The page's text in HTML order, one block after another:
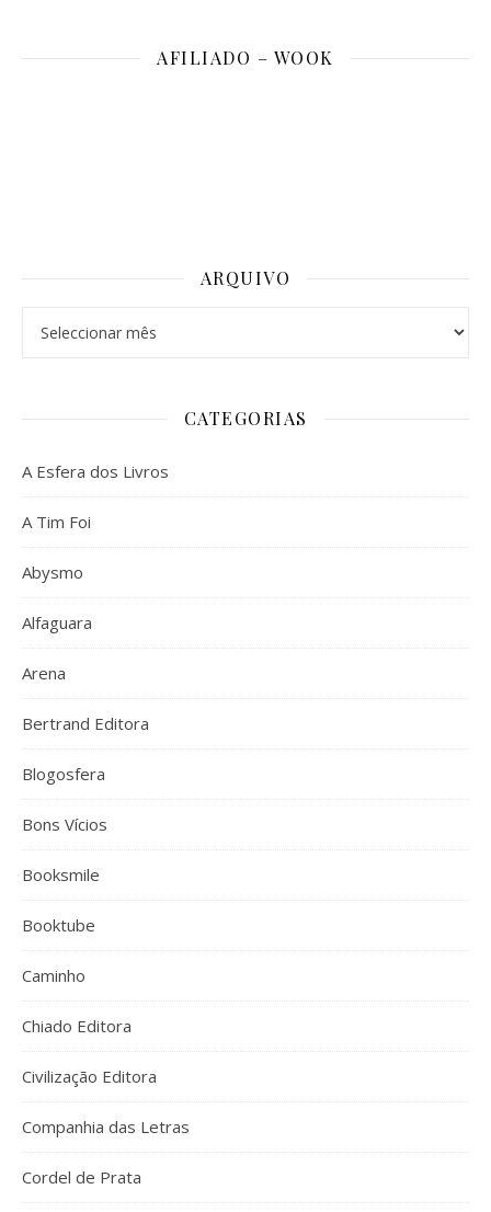
AFILIADO – WOOK
ARQUIVO
CATEGORIAS
A Esfera dos Livros
A Tim Foi
Abysmo
Alfaguara
Arena
Bertrand Editora
Blogosfera
Bons Vícios
Booksmile
Booktube
Caminho
Chiado Editora
Civilização Editora
Companhia das Letras
Cordel de Prata